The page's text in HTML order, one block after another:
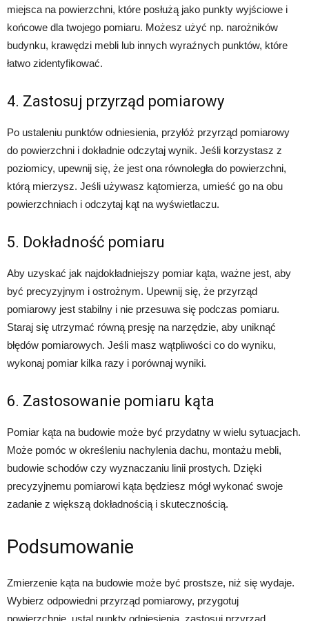
miejsca na powierzchni, które posłużą jako punkty wyjściowe i
końcowe dla twojego pomiaru. Możesz użyć np. narożników
budynku, krawędzi mebli lub innych wyraźnych punktów, które
łatwo zidentyfikować.
4. Zastosuj przyrząd pomiarowy
Po ustaleniu punktów odniesienia, przyłóż przyrząd pomiarowy
do powierzchni i dokładnie odczytaj wynik. Jeśli korzystasz z
poziomicy, upewnij się, że jest ona równoległa do powierzchni,
którą mierzysz. Jeśli używasz kątomierza, umieść go na obu
powierzchniach i odczytaj kąt na wyświetlaczu.
5. Dokładność pomiaru
Aby uzyskać jak najdokładniejszy pomiar kąta, ważne jest, aby
być precyzyjnym i ostrożnym. Upewnij się, że przyrząd
pomiarowy jest stabilny i nie przesuwa się podczas pomiaru.
Staraj się utrzymać równą presję na narzędzie, aby uniknąć
błędów pomiarowych. Jeśli masz wątpliwości co do wyniku,
wykonaj pomiar kilka razy i porównaj wyniki.
6. Zastosowanie pomiaru kąta
Pomiar kąta na budowie może być przydatny w wielu sytuacjach.
Może pomóc w określeniu nachylenia dachu, montażu mebli,
budowie schodów czy wyznaczaniu linii prostych. Dzięki
precyzyjnemu pomiarowi kąta będziesz mógł wykonać swoje
zadanie z większą dokładnością i skutecznością.
Podsumowanie
Zmierzenie kąta na budowie może być prostsze, niż się wydaje.
Wybierz odpowiedni przyrząd pomiarowy, przygotuj